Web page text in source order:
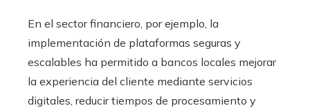
En el sector financiero, por ejemplo, la
implementación de plataformas seguras y
escalables ha permitido a bancos locales mejorar
la experiencia del cliente mediante servicios
digitales, reducir tiempos de procesamiento y